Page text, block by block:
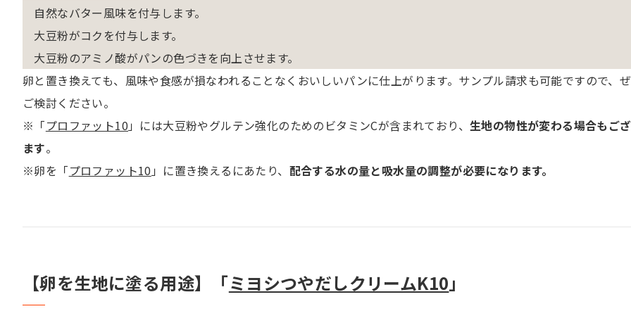
自然なバター風味を付与します。
大豆粉がコクを付与します。
大豆粉のアミノ酸がパンの色づきを向上させます。
卵と置き換えても、風味や食感が損なわれることなくおいしいパンに仕上がります。サンプル請求も可能ですので、
ご検討ください。
※「プロファット10 」には大豆粉やグルテン強化のためのビタミンCが含まれており、生地の物性が変わる場合もご
ます。
※卵を「プロファット10 」に置き換えるにあたり、 配合する水の量と吸水量の調整が必要になります。
【卵を生地に塗る用途】「ミヨシつやだしクリームK10」